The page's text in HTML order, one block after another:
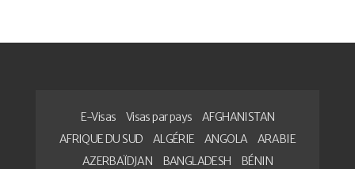
E-Visas Visas par pays
AFGHANISTAN
AFRIQUE DU SUD
ALGÉRIE ANGOLA
ARABIE
AZERBAÏDJAN
BANGLADESH
BÉNIN